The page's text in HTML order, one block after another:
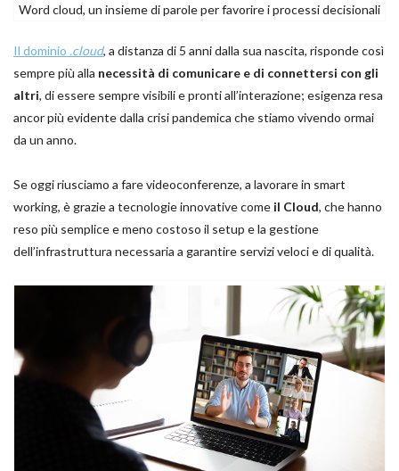
Word cloud, un insieme di parole per favorire i processi decisionali
Il dominio .cloud, a distanza di 5 anni dalla sua nascita, risponde così
sempre più alla necessità di comunicare e di connettersi con gli
altri, di essere sempre visibili e pronti all’interazione; esigenza resa
ancor più evidente dalla crisi pandemica che stiamo vivendo ormai
da un anno.
Se oggi riusciamo a fare videoconferenze, a lavorare in smart
working, è grazie a tecnologie innovative come il Cloud, che hanno
reso più semplice e meno costoso il setup e la gestione
dell’infrastruttura necessaria a garantire servizi veloci e di qualità.